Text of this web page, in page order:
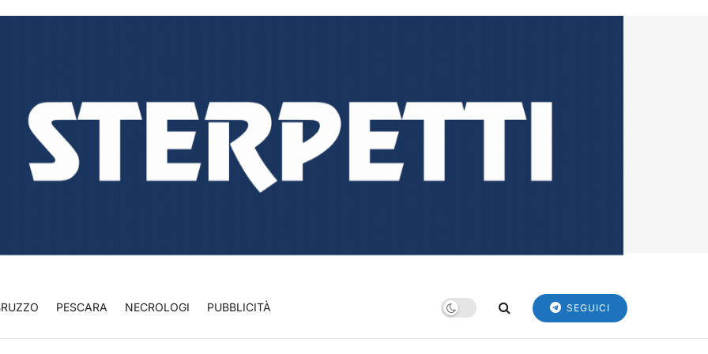
PESCARA NECROLOGI PUBBLICITÀ SEGUICI